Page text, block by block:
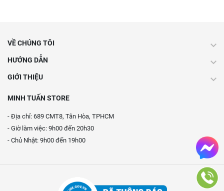
VỀ CHÚNG TÔI
HƯỚNG DẪN
GIỚI THIỆU
MINH TUẤN STORE
- Địa chỉ: 689 CMT8, Tân Hòa, TPHCM
- Giờ làm việc: 9h00 đến 20h30
- Chủ Nhật: 9h00 đến 19h00